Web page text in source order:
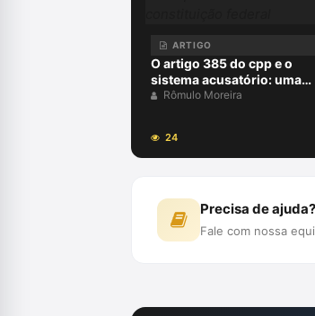
ARTIGO
O artigo 385 do cpp e o
sistema acusatório: uma
incompatiblidade com a
Rômulo Moreira
24
Precisa de ajuda?
Fale com nossa